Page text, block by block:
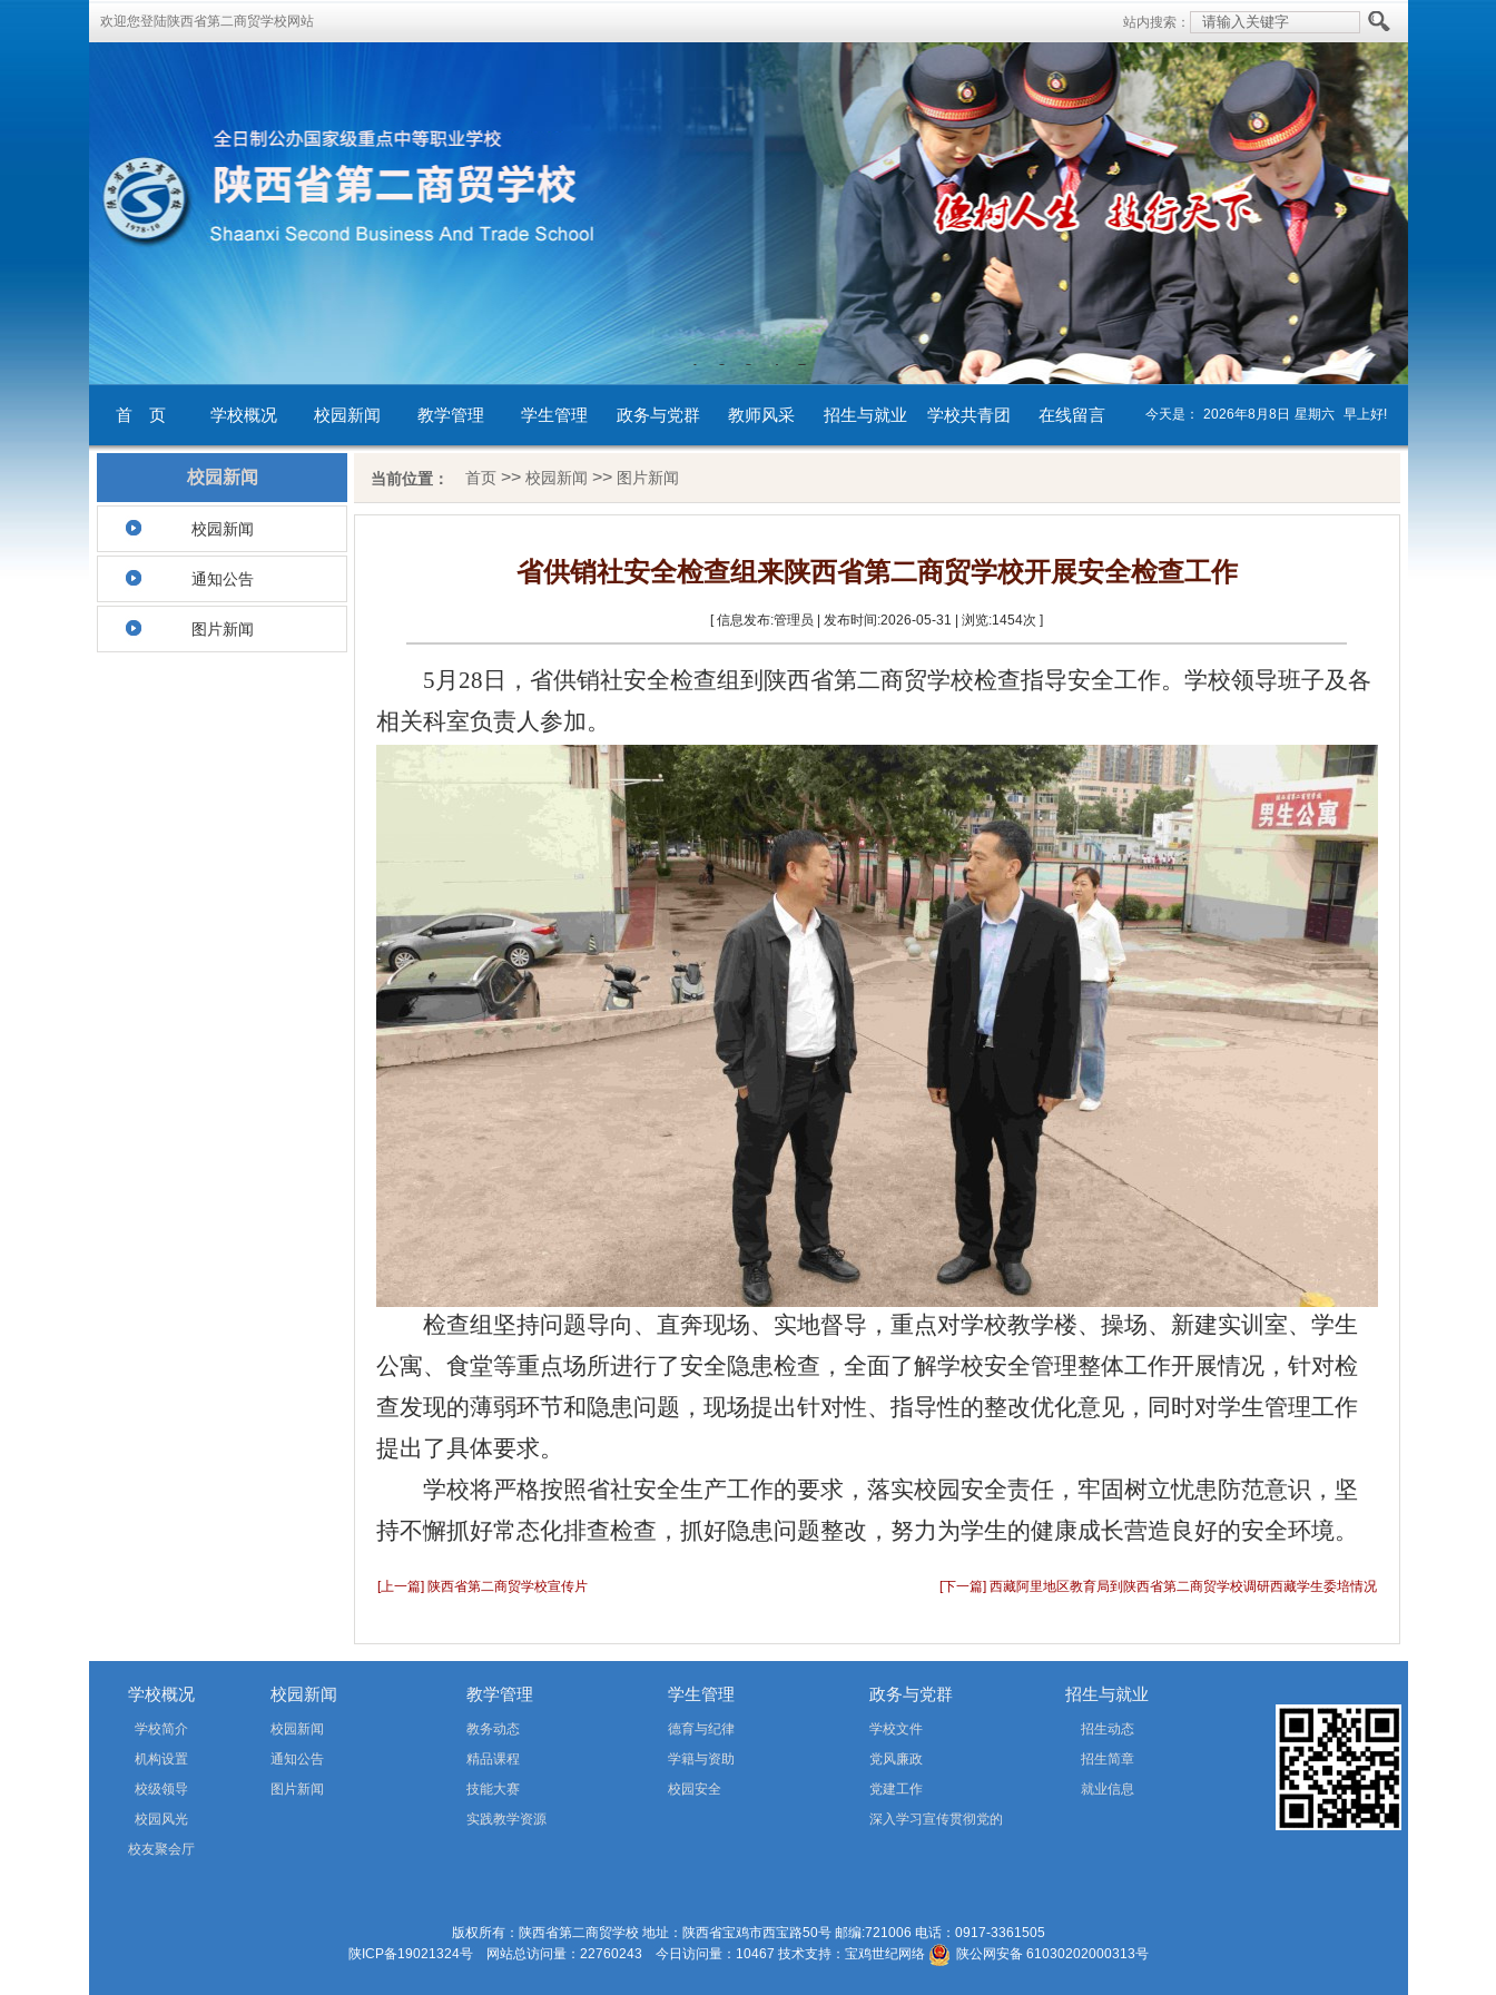
欢迎您登陆陕西省第二商贸学校网站 站内搜索：
1 2 3 4 5
首 页 学校概况 校园新闻 教学管理 学生管理 政务与党群 教师风采 招生与就业 学校共青团 在线留言 今天是： 2026年8月8日 星期六 早上好!
校园新闻
校园新闻
通知公告
图片新闻
当前位置： 首页>> 校园新闻 >> 图片新闻
省供销社安全检查组来陕西省第二商贸学校开展安全检查工作
[ 信息发布:管理员 | 发布时间:2026-05-31 | 浏览:1454次 ]
5月28日，省供销社安全检查组到陕西省第二商贸学校检查指导安全工作。学校领导班子及各
相关科室负责人参加。
检查组坚持问题导向、直奔现场、实地督导，重点对学校教学楼、操场、新建实训室、学生
公寓、食堂等重点场所进行了安全隐患检查，全面了解学校安全管理整体工作开展情况，针对检
查发现的薄弱环节和隐患问题，现场提出针对性、指导性的整改优化意见，同时对学生管理工作
提出了具体要求。
学校将严格按照省社安全生产工作的要求，落实校园安全责任，牢固树立忧患防范意识，坚
持不懈抓好常态化排查检查，抓好隐患问题整改，努力为学生的健康成长营造良好的安全环境。
[上一篇] 陕西省第二商贸学校宣传片 [下一篇] 西藏阿里地区教育局到陕西省第二商贸学校调研西藏学生委培情况
学校概况
学校简介
机构设置
校级领导
校园风光
校友聚会厅
校园新闻
校园新闻
通知公告
图片新闻
教学管理
教务动态
精品课程
技能大赛
实践教学资源
学生管理
德育与纪律
学籍与资助
校园安全
政务与党群
学校文件
党风廉政
党建工作
深入学习宣传贯彻党的
招生与就业
招生动态
招生简章
就业信息
版权所有：陕西省第二商贸学校 地址：陕西省宝鸡市西宝路50号 邮编:721006 电话：0917-3361505
陕ICP备19021324号网站总访问量：22760243 今日访问量：10467 技术支持： 宝鸡世纪网络 陕公网安备 61030202000313号